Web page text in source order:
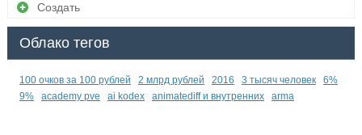
Создать
Облако тегов
100 очков за 100 рублей 2 млрд рублей 2016 3 тысяч человек
6%
9%
academy pve ai kodex animatediff и внутренних arma